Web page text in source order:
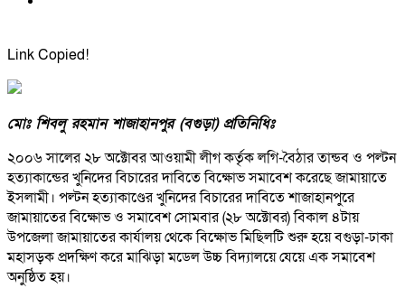
Link Copied!
মোঃ শিবলু রহমান শাজাহানপুর (বগুড়া) প্রতিনিধিঃ
২০০৬ সালের ২৮ অক্টোবর আওয়ামী লীগ কর্তৃক লগি-বৈঠার তান্ডব ও পল্টন
হত্যাকান্ডের খুনিদের বিচারের দাবিতে বিক্ষোভ সমাবেশ করেছে জামায়াতে
ইসলামী। পল্টন হত্যাকাণ্ডের খুনিদের বিচারের দাবিতে শাজাহানপুরে
জামায়াতের বিক্ষোভ ও সমাবেশ সোমবার (২৮ অক্টোবর) বিকাল ৪টায়
উপজেলা জামায়াতের কার্যালয় থেকে বিক্ষোভ মিছিলটি শুরু হয়ে বগুড়া-ঢাকা
মহাসড়ক প্রদক্ষিণ করে মাঝিড়া মডেল উচ্চ বিদ্যালয়ে যেয়ে এক সমাবেশ
অনুষ্ঠিত হয়।